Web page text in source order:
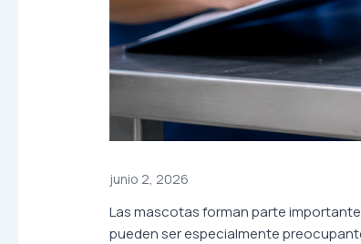
junio 2, 2026
Las mascotas forman parte
pueden ser especialmente